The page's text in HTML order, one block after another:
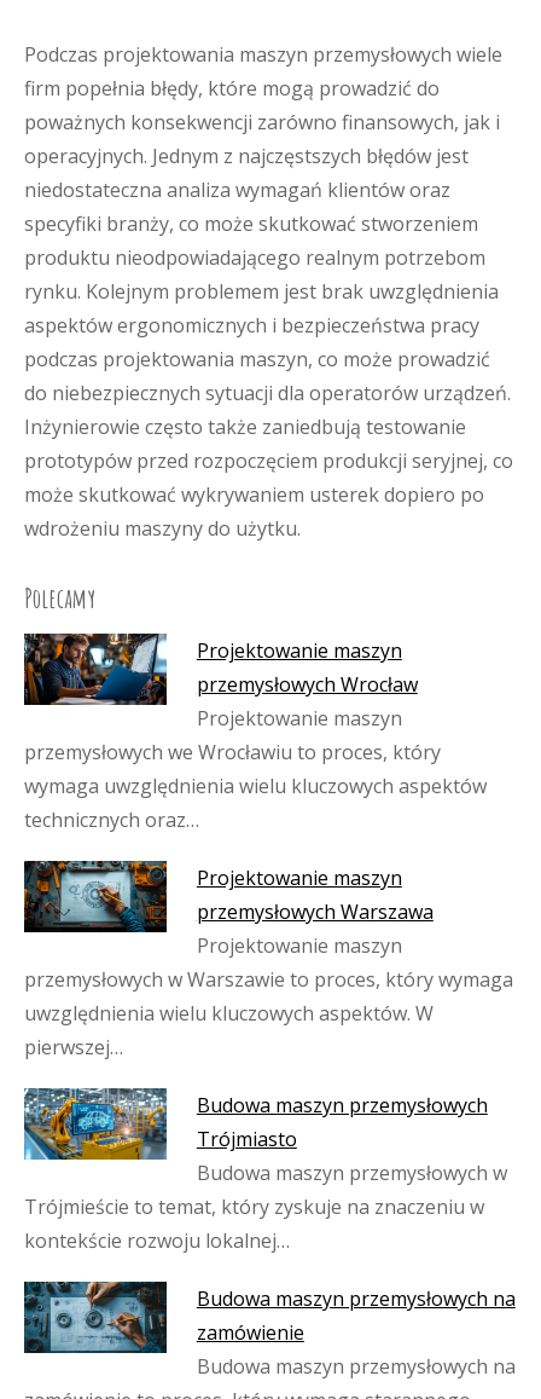
Podczas projektowania maszyn przemysłowych wiele
firm popełnia błędy, które mogą prowadzić do
poważnych konsekwencji zarówno finansowych, jak i
operacyjnych. Jednym z najczęstszych błędów jest
niedostateczna analiza wymagań klientów oraz
specyfiki branży, co może skutkować stworzeniem
produktu nieodpowiadającego realnym potrzebom
rynku. Kolejnym problemem jest brak uwzględnienia
aspektów ergonomicznych i bezpieczeństwa pracy
podczas projektowania maszyn, co może prowadzić
do niebezpiecznych sytuacji dla operatorów urządzeń.
Inżynierowie często także zaniedbują testowanie
prototypów przed rozpoczęciem produkcji seryjnej, co
może skutkować wykrywaniem usterek dopiero po
wdrożeniu maszyny do użytku.
Polecamy
Projektowanie maszyn
przemysłowych Wrocław
Projektowanie maszyn
przemysłowych we Wrocławiu to proces, który
wymaga uwzględnienia wielu kluczowych aspektów
technicznych oraz…
Projektowanie maszyn
przemysłowych Warszawa
Projektowanie maszyn
przemysłowych w Warszawie to proces, który wymaga
uwzględnienia wielu kluczowych aspektów. W
pierwszej…
Budowa maszyn przemysłowych
Trójmiasto
Budowa maszyn przemysłowych w
Trójmieście to temat, który zyskuje na znaczeniu w
kontekście rozwoju lokalnej…
Budowa maszyn przemysłowych na
zamówienie
Budowa maszyn przemysłowych na